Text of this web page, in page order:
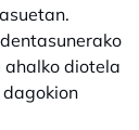
ahalko diotela